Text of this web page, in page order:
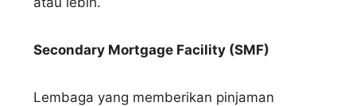
Secondary Mortgage Facility (SMF)
Lembaga yang memberikan pinjaman